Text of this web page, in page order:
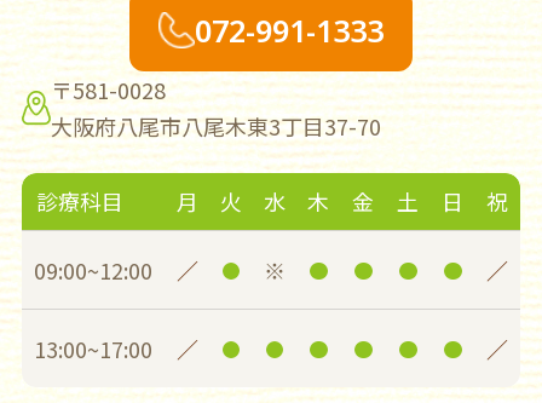
072-991-1333
〒581-0028
大阪府八尾市八尾木東3丁目37-70
診療科目 月 火 水 木 金 土 日 祝
09:00~12:00 ／ ※ ／
13:00~17:00 ／ ／